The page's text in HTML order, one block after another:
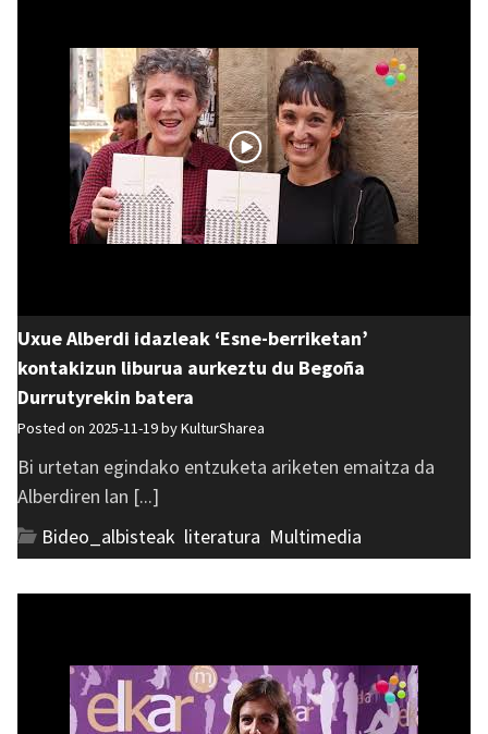
Uxue Alberdi idazleak ‘Esne-berriketan’
kontakizun liburua aurkeztu du Begoña
Durrutyrekin batera
Posted on 2025-11-19 byKulturSharea
Bi urtetan egindako entzuketa ariketen emaitza da
Alberdiren lan [...]
Bideo_albisteak literatura Multimedia